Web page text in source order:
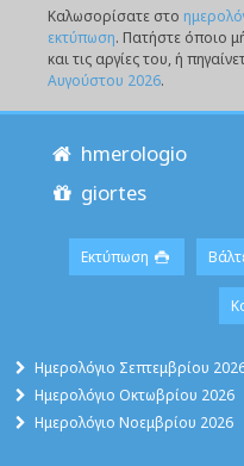
Καλωσορίσατε στο
εκτύπωση. Πατήστε όποιο
και τις αργίες του, ή
Αυγούστου 2026.
hmerologio
giortes
Εκτύπωση
Ημερολόγιο Σεπτεμβρίου
Ημερολόγιο Οκτωβρίου 2026
Ημερολόγιο Νοεμβρίου 2026